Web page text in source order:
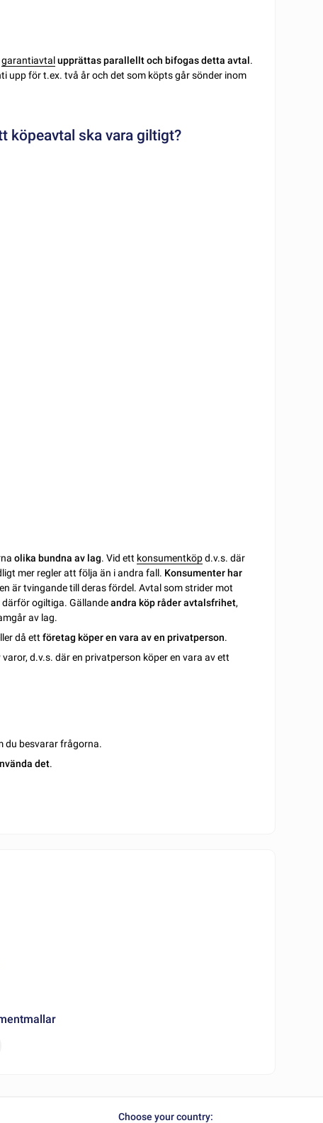
garantiavtalupprättas parallellt och bifogas detta avtal.
upp för t.ex. två år och det som köpts går sönder inom
köpeavtal ska vara giltigt?
olika bundna av lag. Vid ett konsumentköpd.v.s. där
mer regler att följa än i andra fall. Konsumenter har
är tvingande till deras fördel. Avtal som strider mot
därför ogiltiga. Gällandeandra köp råder avtalsfrihet,
av lag.
då ettföretag köper en vara av en privatperson.
varor, d.v.s. där en privatperson köper en vara av ett
du besvarar frågorna.
det.
Choose your country: